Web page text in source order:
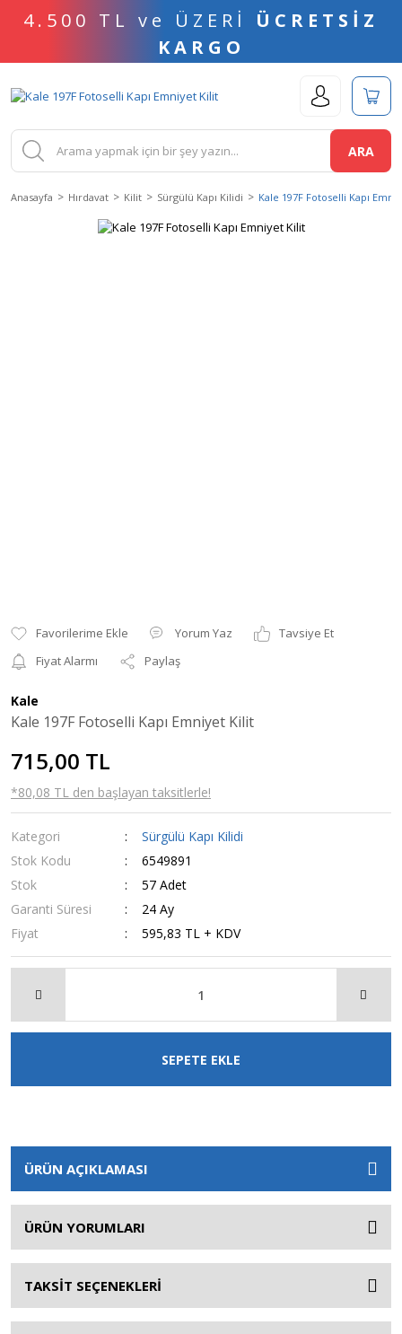
4.500 TL ve ÜZERİ ÜCRETSİZ
KARGO
ARA
Anasayfa Hırdavat Kilit Sürgülü Kapı Kilidi Kale 197F Fotoselli Kapı
Yorum Yaz
Tavsiye Et
Fiyat Alarmı
Paylaş
Kale
Kale 197F Fotoselli Kapı Emniyet Kilit
715,00 TL
*80,08 TL den başlayan taksitlerle!
Kategori
Sürgülü Kapı Kilidi
Stok Kodu
6549891
Stok
57 Adet
Garanti Süresi
24 Ay
Fiyat
595,83 TL + KDV
SEPETE EKLE
ÜRÜN AÇIKLAMASI
ÜRÜN YORUMLARI
TAKSİT SEÇENEKLERİ